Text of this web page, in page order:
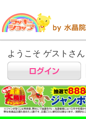
ようこそ ゲストさん